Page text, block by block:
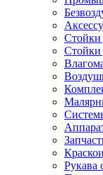
Стойки
Стойки
Рукава